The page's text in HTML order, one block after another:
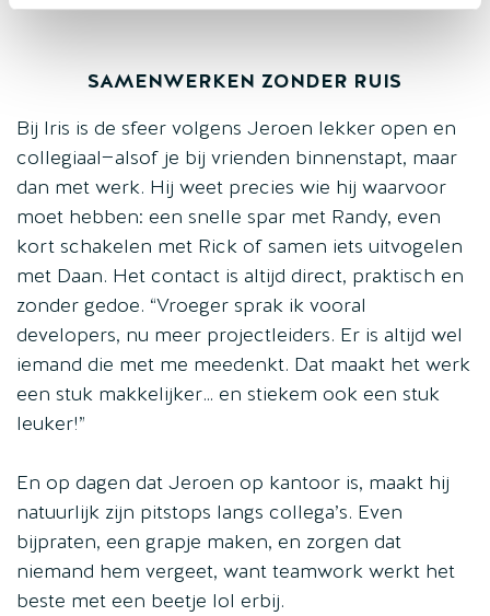
SAMENWERKEN ZONDER RUIS
Bij Iris is de sfeer volgens Jeroen lekker open en
collegiaal—alsof je bij vrienden binnenstapt, maar
dan met werk. Hij weet precies wie hij waarvoor
moet hebben: een snelle spar met Randy, even
kort schakelen met Rick of samen iets uitvogelen
met Daan. Het contact is altijd direct, praktisch en
zonder gedoe. “Vroeger sprak ik vooral
developers, nu meer projectleiders. Er is altijd wel
iemand die met me meedenkt. Dat maakt het werk
een stuk makkelijker… en stiekem ook een stuk
leuker!”
En op dagen dat Jeroen op kantoor is, maakt hij
natuurlijk zijn pitstops langs collega’s. Even
bijpraten, een grapje maken, en zorgen dat
niemand hem vergeet, want teamwork werkt het
beste met een beetje lol erbij.